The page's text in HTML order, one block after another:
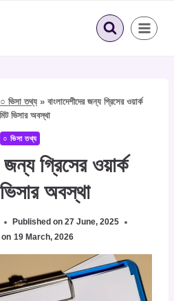
○ ভিসা তথ্য » বাংলাদেশীদের জন্য গ্রিসের ওয়ার্ক
ভিসার অবস্থা
○ ভিসা তথ্য
জন্য গ্রিসের ওয়ার্ক
অবস্থা
Published on 27 June, 2025
19 March, 2026